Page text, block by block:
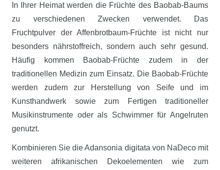
In Ihrer Heimat werden die Früchte des Baobab-Baums
zu verschiedenen Zwecken verwendet. Das
Fruchtpulver der Affenbrotbaum-Früchte ist nicht nur
besonders nährstoffreich, sondern auch sehr gesund.
Häufig kommen Baobab-Früchte zudem in der
traditionellen Medizin zum Einsatz. Die Baobab-Früchte
werden zudem zur Herstellung von Seife und im
Kunsthandwerk sowie zum Fertigen traditioneller
Musikinstrumente oder als Schwimmer für Angelruten
genutzt.
Kombinieren Sie die Adansonia digitata von NaDeco mit
weiteren afrikanischen Dekoelementen wie zum